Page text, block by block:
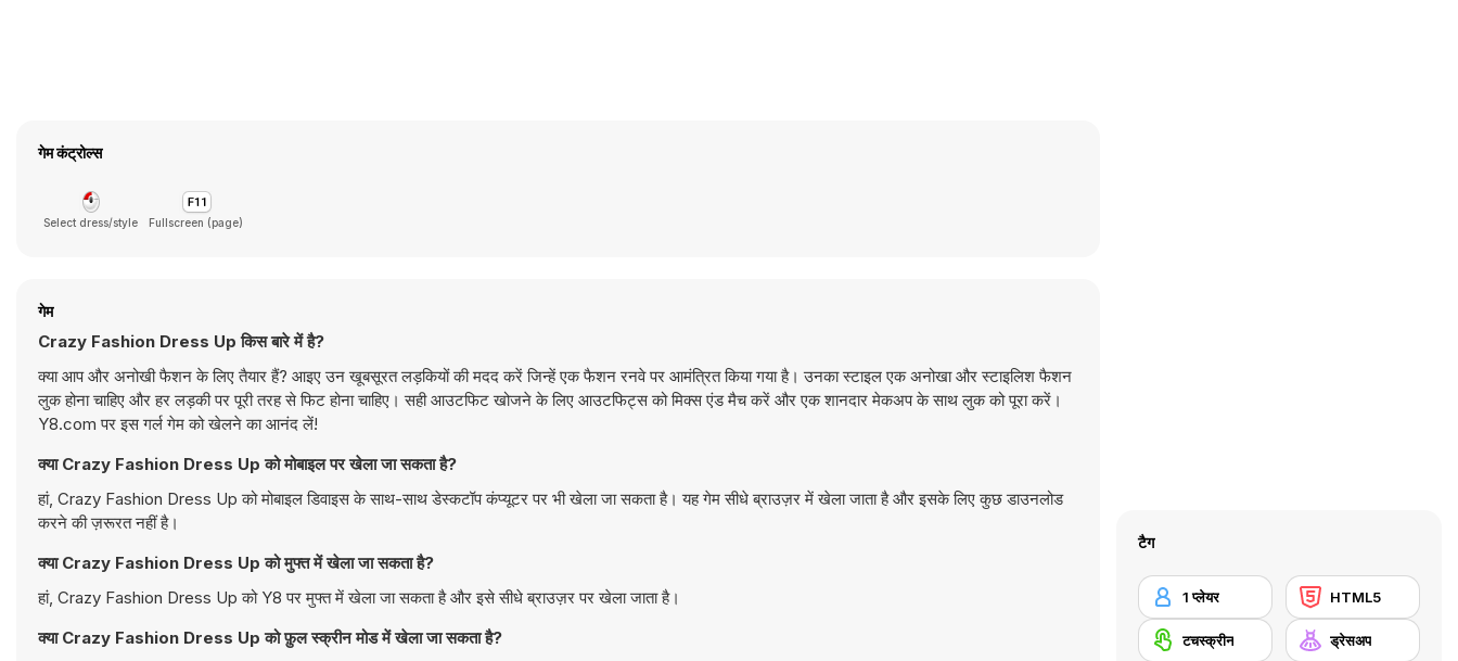
गेम कंट्रोल्स
Select dress/style Fullscreen (page)
गेम
Crazy Fashion Dress Up किस बारे में है?
क्या आप और अनोखी फैशन के लिए तैयार हैं? आइए उन खूबसूरत लड़कियों की मदद करें जिन्हें एक फैशन रनवे पर आमंत्रित किया गया है। उनका स्टाइल एक अनोखा और स्टाइलिश फैशन
लुक होना चाहिए और हर लड़की पर पूरी तरह से फिट होना चाहिए। सही आउटफिट खोजने के लिए आउटफिट्स को मिक्स एंड मैच करें और एक शानदार मेकअप के साथ लुक को पूरा करें।
Y8.com पर इस गर्ल गेम को खेलने का आनंद लें!
क्या Crazy Fashion Dress Up को मोबाइल पर खेला जा सकता है?
हां, Crazy Fashion Dress Up को मोबाइल डिवाइस के साथ-साथ डेस्कटॉप कंप्यूटर पर भी खेला जा सकता है। यह गेम सीधे ब्राउज़र में खेला जाता है और इसके लिए कुछ डाउनलोड
करने की ज़रूरत नहीं है।
क्या Crazy Fashion Dress Up को मुफ्त में खेला जा सकता है?
हां, Crazy Fashion Dress Up को Y8 पर मुफ्त में खेला जा सकता है और इसे सीधे ब्राउज़र पर खेला जाता है।
क्या Crazy Fashion Dress Up को फ़ुल स्क्रीन मोड में खेला जा सकता है?
टैग
1 प्लेयर HTML5
टचस्क्रीन ड्रेसअप